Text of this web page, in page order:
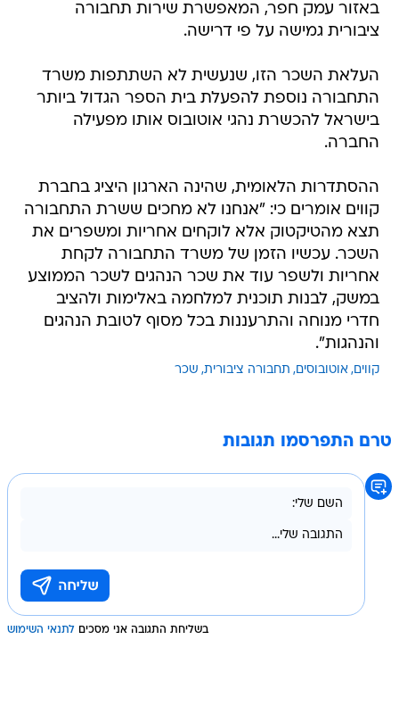
באזור עמק חפר, המאפשרת שירות תחבורה
ציבורית גמישה על פי דרישה.
העלאת השכר הזו, שנעשית לא השתתפות משרד
התחבורה נוספת להפעלת בית הספר הגדול ביותר
בישראל להכשרת נהגי אוטובוס אותו מפעילה
החברה.
ההסתדרות הלאומית, שהינה הארגון היציג בחברת
קווים אומרים כי: "אנחנו לא מחכים ששרת התחבורה
תצא מהטיקטוק אלא לוקחים אחריות ומשפרים את
השכר. עכשיו הזמן של משרד התחבורה לקחת
אחריות ולשפר עוד את שכר הנהגים לשכר הממוצע
במשק, לבנות תוכנית למלחמה באלימות ולהציב
חדרי מנוחה והתרעננות בכל מסוף לטובת הנהגים
והנהגות".
קווים אוטובוסים תחבורה ציבורית שכר
טרם התפרסמו תגובות
בשליחת התגובה אני מסכים לתנאי השימוש